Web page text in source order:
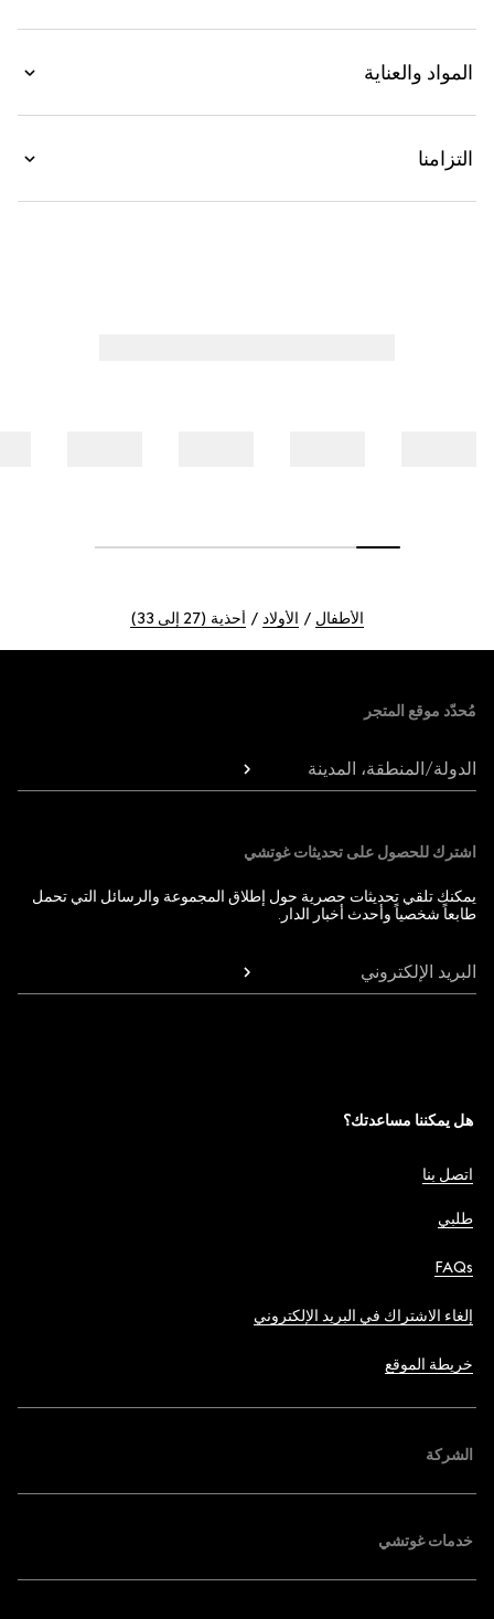
المواد والعناية
التزامنا
الأطفال الأولاد أحذية (27 إلى 33)
مُحدّد موقع المتجر
الدولة/المنطقة، المدينة
اشترك للحصول على تحديثات غوتشي
يمكنك تلقي تحديثات حصرية حول إطلاق المجموعة والرسائل التي تحمل
طابعاً شخصياً وأحدث أخبار الدار.
البريد الإلكتروني
هل يمكننا مساعدتك؟
اتصل بنا
طلبي
FAQs
إلغاء الاشتراك في البريد الإلكتروني
خريطة الموقع
الشركة
خدمات غوتشي